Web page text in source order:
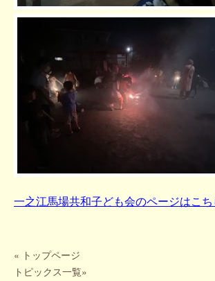
一之江馬場共和子ども会のページはこち
« トップページ
トピックス一覧»